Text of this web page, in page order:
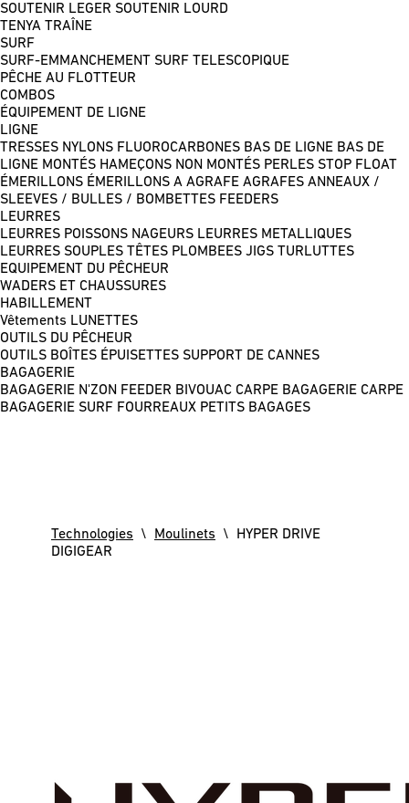
SOUTENIR LEGER SOUTENIR LOURD
TENYA TRAÎNE
SURF
SURF-EMMANCHEMENT SURF TELESCOPIQUE
PÊCHE AU FLOTTEUR
COMBOS
ÉQUIPEMENT DE LIGNE
LIGNE
TRESSES NYLONS FLUOROCARBONES BAS DE LIGNE BAS DE
LIGNE MONTÉS HAMEÇONS NON MONTÉS PERLES STOP FLOAT
ÉMERILLONS ÉMERILLONS A AGRAFE AGRAFES ANNEAUX /
SLEEVES / BULLES / BOMBETTES FEEDERS
LEURRES
LEURRES POISSONS NAGEURS LEURRES METALLIQUES
LEURRES SOUPLES TÊTES PLOMBEES JIGS TURLUTTES
EQUIPEMENT DU PÊCHEUR
WADERS ET CHAUSSURES
HABILLEMENT
Vêtements LUNETTES
OUTILS DU PÊCHEUR
OUTILS BOÎTES ÉPUISETTES SUPPORT DE CANNES
BAGAGERIE
BAGAGERIE N'ZON FEEDER BIVOUAC CARPE BAGAGERIE CARPE
BAGAGERIE SURF FOURREAUX PETITS BAGAGES
Technologies \ Moulinets \ HYPER DRIVE
DIGIGEAR